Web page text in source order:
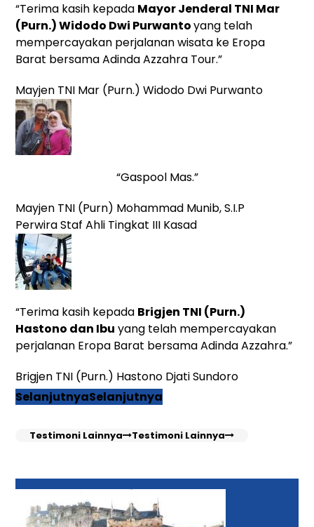
“Terima kasih kepada Mayor Jenderal TNI Mar
(Purn.) Widodo Dwi Purwantoyang telah
mempercayakan perjalanan wisata ke Eropa
Barat bersama Adinda Azzahra Tour.”
Mayjen TNI Mar (Purn.) Widodo Dwi Purwanto
“Gaspool Mas.”
Mayjen TNI (Purn) Mohammad Munib, S.I.P
Perwira Staf Ahli Tingkat III Kasad
“Terima kasih kepada Brigjen TNI (Purn.)
Hastono dan Ibu yang telah mempercayakan
perjalanan Eropa Barat bersama Adinda Azzahra.”
Brigjen TNI (Purn.) Hastono Djati Sundoro
SelanjutnyaSelanjutnya
Testimoni Lainnya Testimoni Lainnya